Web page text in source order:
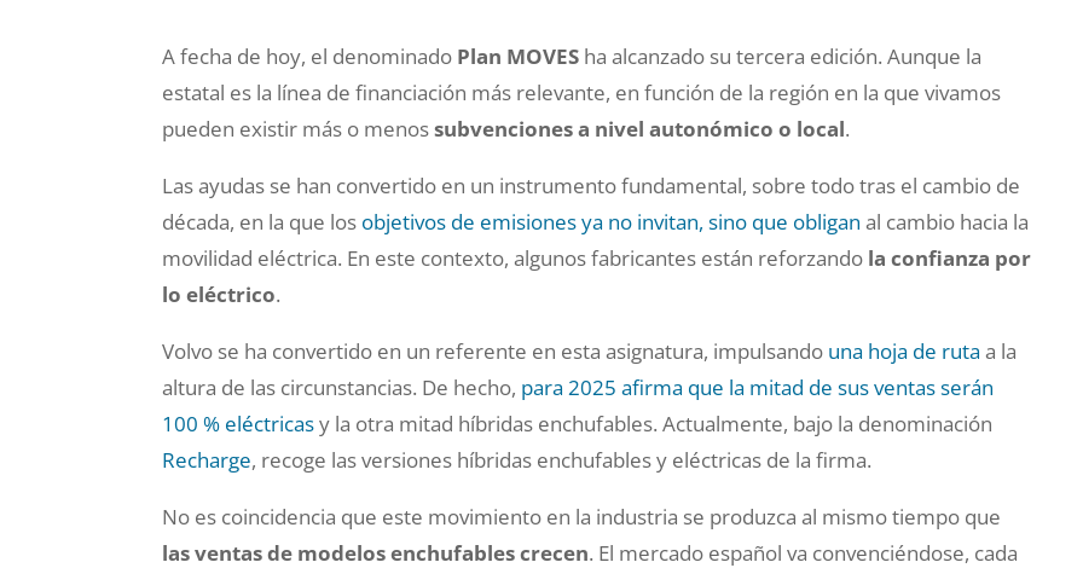
A fecha de hoy, el denominado Plan MOVES ha alcanzado su tercera edición. Aunque la
estatal es la línea de financiación más relevante, en función de la región en la que vivamos
pueden existir más o menossubvenciones a nivel autonómico o local.
Las ayudas se han convertido en un instrumento fundamental, sobre todo tras el cambio de
década, en la que los objetivos de emisiones ya no invitan, sino que obligan al cambio hacia la
movilidad eléctrica. En este contexto, algunos fabricantes están reforzando la confianza por
lo eléctrico.
Volvo se ha convertido en un referente en esta asignatura, impulsando una hoja de ruta a la
altura de las circunstancias. De hecho, para 2025 afirma que la mitad de sus ventas serán
100 % eléctricasy la otra mitad híbridas enchufables. Actualmente, bajo la denominación
Recharge, recoge las versiones híbridas enchufables y eléctricas de la firma.
No es coincidencia que este movimiento en la industria se produzca al mismo tiempo que
las ventas de modelos enchufables crecen. El mercado español va convenciéndose, cada